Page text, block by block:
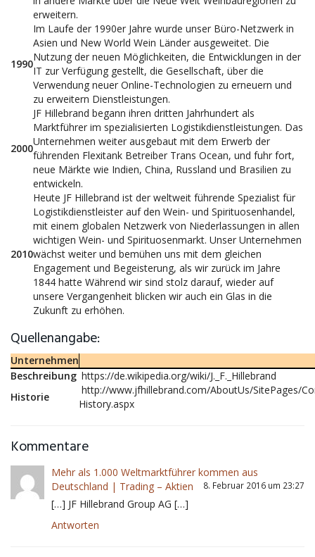
erweitern.
1990
Im Laufe der 1990er Jahre wurde unser Büro-Netzwerk in
Asien und New World Wein Länder ausgeweitet. Die
Nutzung der neuen Möglichkeiten, die Entwicklungen in der
IT zur Verfügung gestellt, die Gesellschaft, über die
Verwendung neuer Online-Technologien zu erneuern und
zu erweitern Dienstleistungen.
2000
JF Hillebrand begann ihren dritten Jahrhundert als
Marktführer im spezialisierten Logistikdienstleistungen. Das
Unternehmen weiter ausgebaut mit dem Erwerb der
führenden Flexitank Betreiber Trans Ocean, und fuhr fort,
neue Märkte wie Indien, China, Russland und Brasilien zu
entwickeln.
2010
Heute JF Hillebrand ist der weltweit führende Spezialist für
Logistikdienstleister auf den Wein- und Spirituosenhandel,
mit einem globalen Netzwerk von Niederlassungen in allen
wichtigen Wein- und Spirituosenmarkt. Unser Unternehmen
wächst weiter und bemühen uns mit dem gleichen
Engagement und Begeisterung, als wir zurück im Jahre
1844 hatte Während wir sind stolz darauf, wieder auf
unsere Vergangenheit blicken wir auch ein Glas in die
Zukunft zu erhöhen.
Quellenangabe:
Unternehmen
Beschreibung https://de.wikipedia.org/wiki/J._F._Hillebrand
Historie
http://www.jfhillebrand.com/AboutUs/SitePages/
History.aspx
Kommentare
Mehr als 1.000 Weltmarktführer kommen aus
Deutschland | Trading – Aktien
8. Februar 2016 um 23:27
[…] JF Hillebrand Group AG […]
Antworten